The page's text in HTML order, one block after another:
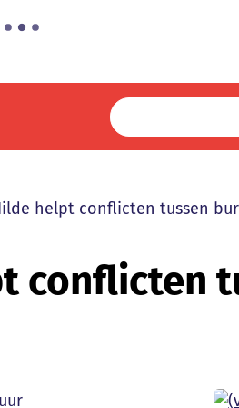
helpt conflicten tussen
conflicten